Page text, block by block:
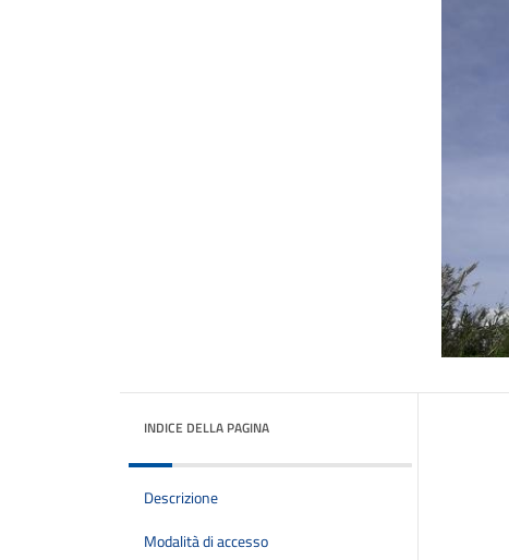
INDICE DELLA PAGINA
Descrizione
Modalità di accesso